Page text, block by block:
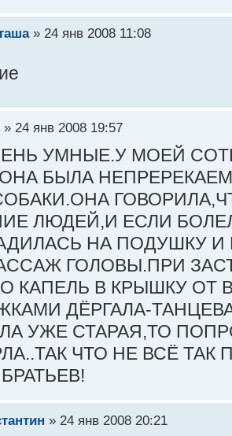
» 24 янв 2008 11:08
» 24 янв 2008 19:57
УМНЫЕ.У МОЕЙ
БЫЛА
ЛЮДЕЙ,И ЕСЛИ
НА ПОДУШКУ
ГОЛОВЫ.ПРИ
КАПЕЛЬ В КРЫШКУ ОТ
ДЁРГАЛА-
УЖЕ СТАРАЯ,ТО
ЧТО НЕ ВСЁ
» 24 янв 2008 20:21